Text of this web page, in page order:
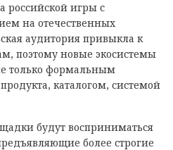
российской игры с
на отечественных
аудитория привыкла к
поэтому новые экосистемы
только формальным
каталогом, системой
будут восприниматься
более строгие